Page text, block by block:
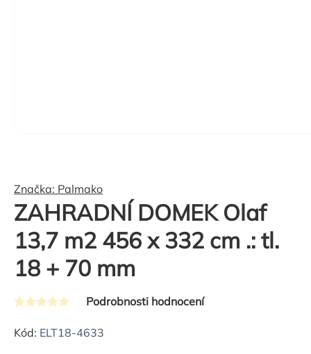
ZAHRADNÍ DOMEK Olaf
13,7 m2 456 x 332 cm .: tl.
18 + 70 mm
Průměrné
hodnocení
Podrobnosti hodnocení
Značka: Palmako
Kód: ELT18-4633